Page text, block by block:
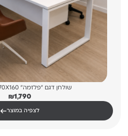
שולחן דגם "פלזמה" 160X70X160 גוון לבן
₪1,790
←לצפיה במוצר